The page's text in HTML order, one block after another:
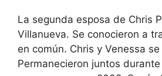
La segunda esposa de Chris
Villanueva. Se conocieron a
en común. Chris y Venessa
Permanecieron juntos